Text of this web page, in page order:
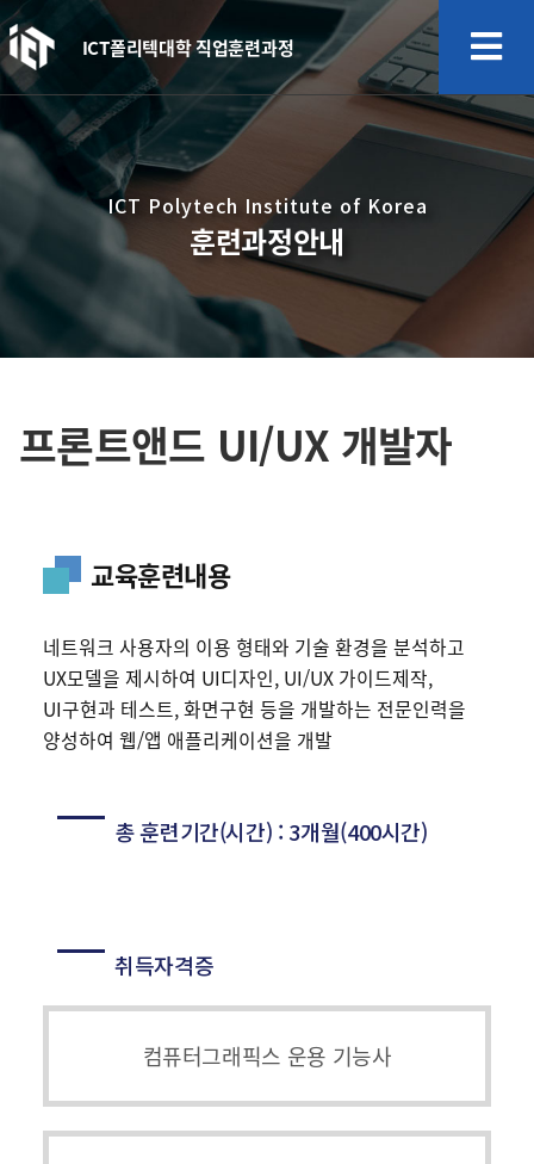
ICT폴리텍대학 직업훈련과정
ICT Polytech Institute of Korea
훈련과정안내
프론트앤드 UI/UX 개발자
교육훈련내용
네트워크 사용자의 이용 형태와 기술 환경을 분석하고
UX모델을 제시하여 UI디자인, UI/UX 가이드제작,
UI구현과 테스트, 화면구현 등을 개발하는 전문인력을
양성하여 웹/앱 애플리케이션을 개발
총 훈련기간(시간) : 3개월(400시간)
취득자격증
컴퓨터그래픽스 운용 기능사